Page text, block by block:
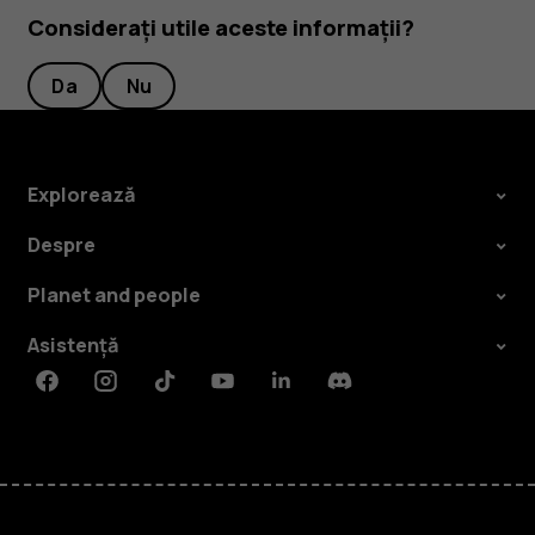
Considerați utile aceste informații?
Da Nu
Explorează
Despre
Planet and people
Asistență
FacebookInstagramTiktokYoutubeLinkedinDiscord